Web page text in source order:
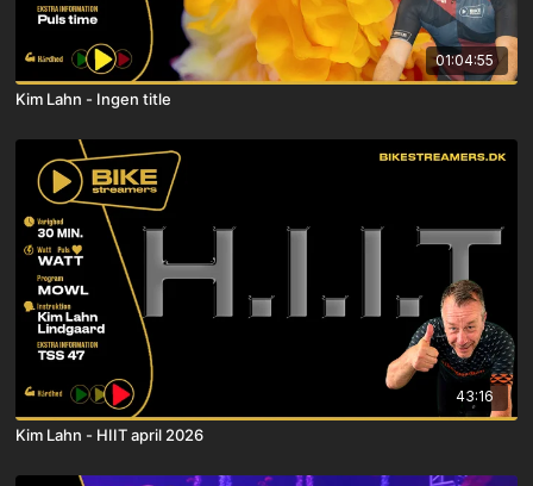
01:04:55
Kim Lahn - Ingen title
43:16
Kim Lahn - HIIT april 2026